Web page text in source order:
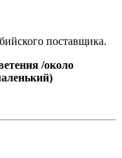
поставщика.
/около